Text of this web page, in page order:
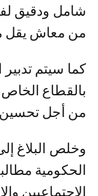
شامل ودقيق
من معاش يقل
كما سيتم تدبير
بالقطاع
من أجل تحسين
وخلص البلاغ
الحكومية
الاجتماعيين